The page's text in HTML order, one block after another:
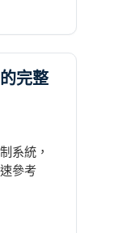
完整
系統，
參考